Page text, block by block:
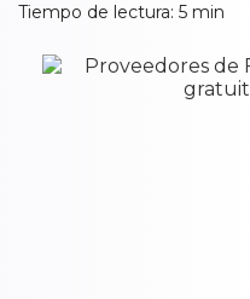
Tiempo de lectura: 5 min